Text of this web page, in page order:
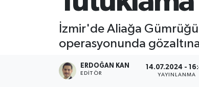
İzmir'de Aliağa
operasyonunda
ERDOĞAN KAN
EDITÖR
14.07.2024 -
YAYINLANMA
Haber Arşivi